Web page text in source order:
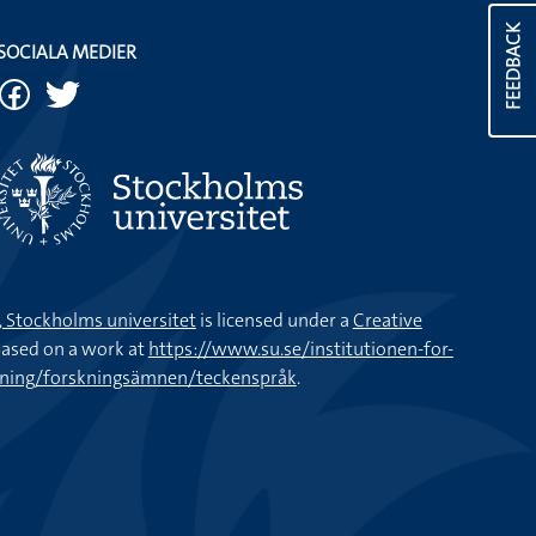
FEEDBACK
MEDIER
universitetis licensed under aCreative
on a work athttps://www.su.se/institutionen-for-
forskningsämnen/teckenspråk.